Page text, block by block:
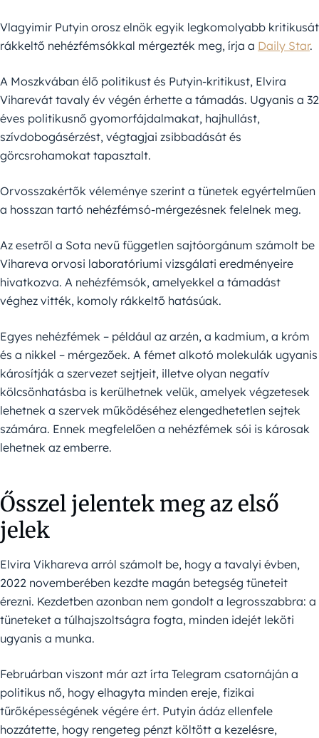
Vlagyimir Putyin orosz elnök egyik legkomolyabb kritikusát
rákkeltő nehézfémsókkal mérgezték meg, írja a Daily Star.
A Moszkvában élő politikust és Putyin-kritikust, Elvira
Viharevát tavaly év végén érhette a támadás. Ugyanis a 32
éves politikusnő gyomorfájdalmakat, hajhullást,
szívdobogásérzést, végtagjai zsibbadását és
görcsrohamokat tapasztalt.
Orvosszakértők véleménye szerint a tünetek egyértelműen
a hosszan tartó nehézfémsó-mérgezésnek felelnek meg.
Az esetről a Sota nevű független sajtóorgánum számolt be
Vihareva orvosi laboratóriumi vizsgálati eredményeire
hivatkozva. A nehézfémsók, amelyekkel a támadást
véghez vitték, komoly rákkeltő hatásúak.
Egyes nehézfémek – például az arzén, a kadmium, a króm
és a nikkel – mérgezőek. A fémet alkotó molekulák ugyanis
károsítják a szervezet sejtjeit, illetve olyan negatív
kölcsönhatásba is kerülhetnek velük, amelyek végzetesek
lehetnek a szervek működéséhez elengedhetetlen sejtek
számára. Ennek megfelelően a nehézfémek sói is károsak
lehetnek az emberre.
Ősszel jelentek meg az első
jelek
Elvira Vikhareva arról számolt be, hogy a tavalyi évben,
2022 novemberében kezdte magán betegség tüneteit
érezni. Kezdetben azonban nem gondolt a legrosszabbra: a
tüneteket a túlhajszoltságra fogta, minden idejét leköti
ugyanis a munka.
Februárban viszont már azt írta Telegram csatornáján a
politikus nő, hogy elhagyta minden ereje, fizikai
tűrőképességének végére ért. Putyin ádáz ellenfele
hozzátette, hogy rengeteg pénzt költött a kezelésre,